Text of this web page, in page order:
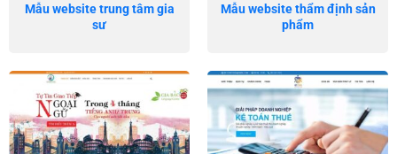
Mẫu website trung tâm gia
sư
Mẫu website thẩm định sản
phẩm